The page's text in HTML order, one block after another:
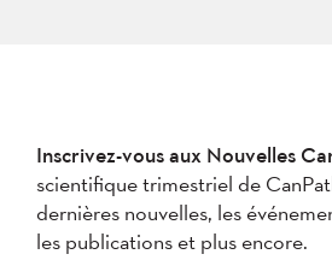
Inscrivez-vous aux Nouvelles
scientifique trimestriel de
dernières nouvelles, les
les publications et plus encore.